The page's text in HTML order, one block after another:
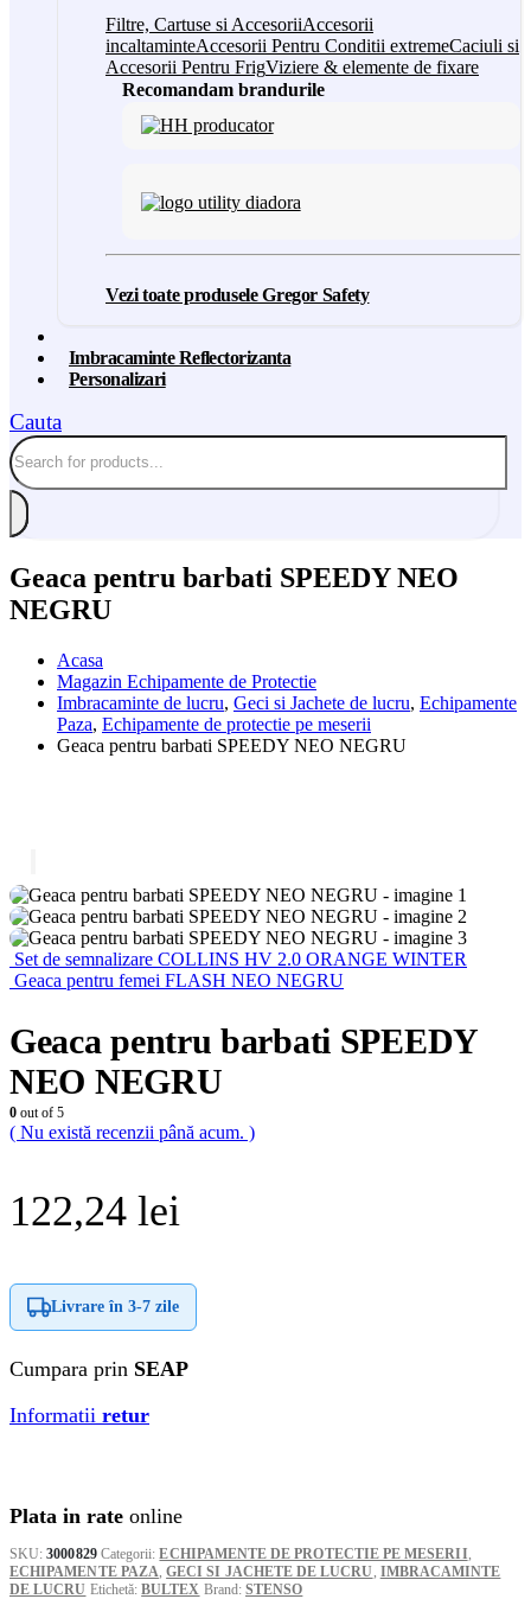
Filtre, Cartuse si AccesoriiAccesorii
incaltaminteAccesorii Pentru Conditii extremeCaciuli si
Accesorii Pentru FrigViziere & elemente de fixare
Recomandam brandurile
Vezi toate produsele Gregor Safety
Imbracaminte Reflectorizanta
Personalizari
Cauta
Geaca pentru barbati SPEEDY NEO
NEGRU
Acasa
Magazin Echipamente de Protectie
Imbracaminte de lucru, Geci si Jachete de lucru, Echipamente
Paza, Echipamente de protectie pe meserii
Geaca pentru barbati SPEEDY NEO NEGRU
Set de semnalizare COLLINS HV 2.0 ORANGE WINTER
Geaca pentru femei FLASH NEO NEGRU
Geaca pentru barbati SPEEDY
NEO NEGRU
0 out of 5
( Nu există recenzii până acum. )
122,24 lei
Livrare în 3-7 zile
Cumpara prin SEAP
Informatii retur
Plata in rate online
SKU:3000829 Categorii:ECHIPAMENTE DE PROTECTIE PE MESERII
ECHIPAMENTE PAZA ,GECI SI JACHETE DE LUCRU IMBRACAMINTE
DE LUCRU Etichetă:BULTEX Brand:STENSO